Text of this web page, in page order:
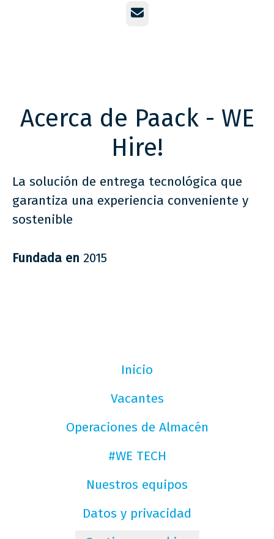
Correo electrónico
Acerca de Paack - WE
Hire!
La solución de entrega tecnológica que
garantiza una experiencia conveniente y
sostenible
Fundada en 2015
Inicio
Vacantes
Operaciones de Almacén
#WE TECH
Nuestros equipos
Datos y privacidad